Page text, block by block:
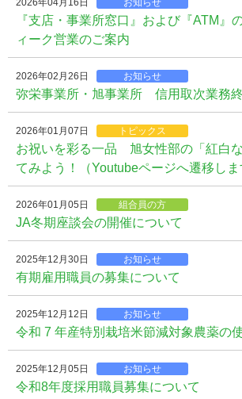
2026年04月16日 お知らせ
『支店・事業所窓口』および『ATM』
ィーク営業のご案内
2026年02月26日 お知らせ
弥栄事業所・旭事業所 信用取次業務
2026年01月07日 トピックス
お祝いを彩る一品 旭女性部の「紅白
てみよう！（Youtubeページへ遷移しま
2026年01月05日 組合員の方
JA冬期座談会の開催について
2025年12月30日 お知らせ
有期雇用職員の募集について
2025年12月12日 お知らせ
令和 7 年産特別栽培米節減対象農薬の
2025年12月05日 お知らせ
令和8年度採用職員募集について